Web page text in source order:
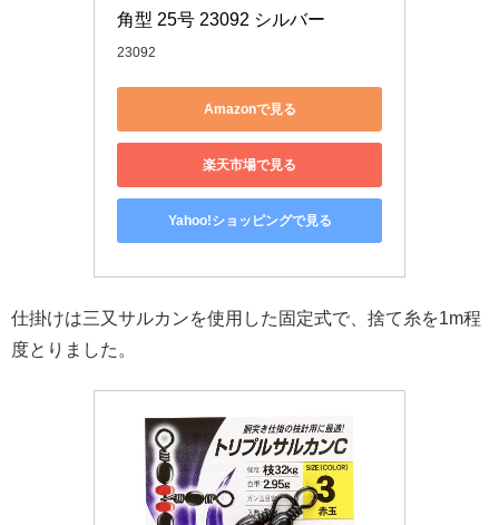
角型 25号 23092 シルバー
23092
Amazonで見る
楽天市場で見る
Yahoo!ショッピングで見る
仕掛けは三又サルカンを使用した固定式で、捨て糸を1m程
度とりました。